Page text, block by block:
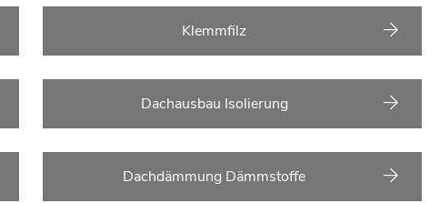
Klemmfilz
Dachausbau Isolierung
Dachdämmung Dämmstoffe